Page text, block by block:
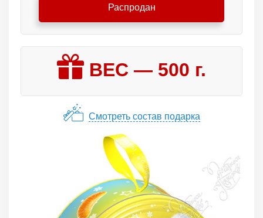
Распродан
ВЕС — 500 г.
Смотреть состав подарка